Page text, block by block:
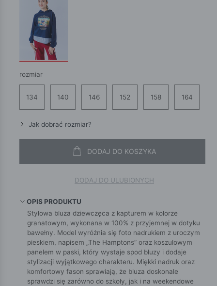
rozmiar
134 140 146 152 158 164
Jak dobrać rozmiar?
DODAJ DO KOSZYKA
DODAJ DO ULUBIONYCH
OPIS PRODUKTU
Stylowa bluza dziewczęca z kapturem w kolorze
granatowym, wykonana w 100% z przyjemnej w dotyku
bawełny. Model wyróżnia się foto nadrukiem z uroczym
pieskiem, napisem „The Hamptons” oraz koszulowym
panelem w paski, który wystaje spod bluzy i dodaje
stylizacji wyjątkowego charakteru. Miękki nadruk oraz
komfortowy fason sprawiają, że bluza doskonale
sprawdzi się zarówno do szkoły, jak i na weekendowe